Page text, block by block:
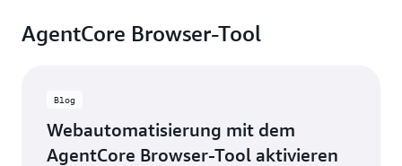
AgentCore Browser-Tool
Blog
Webautomatisierung mit dem
AgentCore Browser-Tool aktivieren